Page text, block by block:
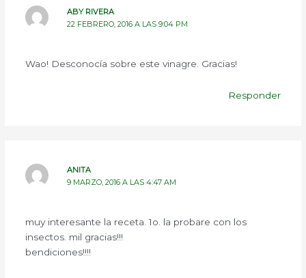
ABY RIVERA
22 FEBRERO, 2016 A LAS 9:04 PM
Wao! Desconocía sobre este vinagre. Gracias!
Responder
ANITA
9 MARZO, 2016 A LAS 4:47 AM
muy interesante la receta. 1o. la probare con los
insectos. mil gracias!!!
bendiciones!!!!